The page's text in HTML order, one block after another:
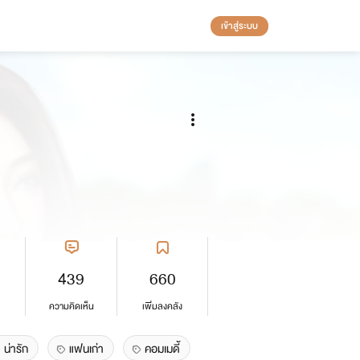
เข้าสู่ระบบ
439
ความคิดเห็น
660
เพิ่มลงคลัง
น่ารัก แฟนเก่า คอมเมดี้